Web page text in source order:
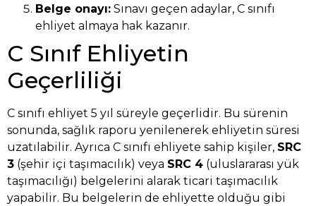
Belge onayı: Sınavı geçen adaylar, C sınıfı
ehliyet almaya hak kazanır.
C Sınıf Ehliyetin
Geçerliliği
C sınıfı ehliyet 5 yıl süreyle geçerlidir. Bu sürenin
sonunda, sağlık raporu yenilenerek ehliyetin süresi
uzatılabilir. Ayrıca C sınıfı ehliyete sahip kişiler, SRC
3 (şehir içi taşımacılık) veya SRC 4 (uluslararası yük
taşımacılığı) belgelerini alarak ticari taşımacılık
yapabilir. Bu belgelerin de ehliyette olduğu gibi